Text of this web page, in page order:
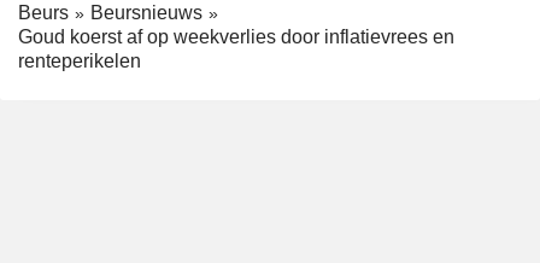
Beurs
Beursnieuws
Goud koerst af op weekverlies door inflatievrees en
renteperikelen